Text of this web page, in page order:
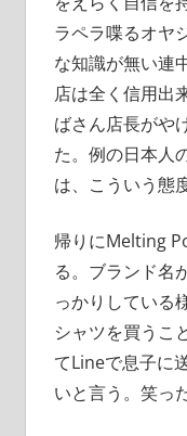
ラペラ喋るオヤ
な知識が無い連
店は全く信用出
ばさん店長がや
た。例の日本人
は、こういう態
帰りにMelting
る。ブランド名
っかりしている
シャツを買うこ
てLineで息子に
いと言う。笑った